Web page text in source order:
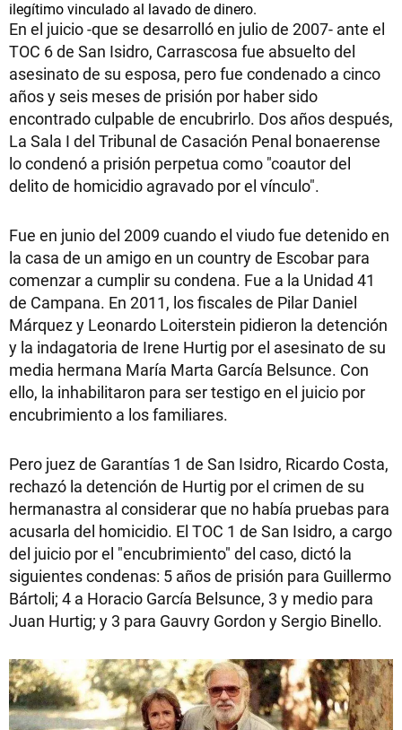
ilegítimo vinculado al lavado de dinero.
En el juicio -que se desarrolló en julio de 2007- ante el
TOC 6 de San Isidro, Carrascosa fue absuelto del
asesinato de su esposa, pero fue condenado a cinco
años y seis meses de prisión por haber sido
encontrado culpable de encubrirlo. Dos años después,
La Sala I del Tribunal de Casación Penal bonaerense
lo condenó a prisión perpetua como "coautor del
delito de homicidio agravado por el vínculo".
Fue en junio del 2009 cuando el viudo fue detenido en
la casa de un amigo en un country de Escobar para
comenzar a cumplir su condena. Fue a la Unidad 41
de Campana. En 2011, los fiscales de Pilar Daniel
Márquez y Leonardo Loiterstein pidieron la detención
y la indagatoria de Irene Hurtig por el asesinato de su
media hermana María Marta García Belsunce. Con
ello, la inhabilitaron para ser testigo en el juicio por
encubrimiento a los familiares.
Pero juez de Garantías 1 de San Isidro, Ricardo Costa,
rechazó la detención de Hurtig por el crimen de su
hermanastra al considerar que no había pruebas para
acusarla del homicidio. El TOC 1 de San Isidro, a cargo
del juicio por el "encubrimiento" del caso, dictó la
siguientes condenas: 5 años de prisión para Guillermo
Bártoli; 4 a Horacio García Belsunce, 3 y medio para
Juan Hurtig; y 3 para Gauvry Gordon y Sergio Binello.